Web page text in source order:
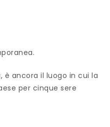
è ancora il luogo in cui la
per cinque sere